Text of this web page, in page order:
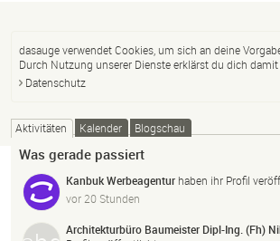
dasauge verwendet Cookies, um sich an deine
Durch Nutzung unserer Dienste erklärst du dich damit
Datenschutz
Aktivitäten Kalender Blogschau
Was gerade passiert
Kanbuk Werbeagentur haben ihr Profil
vor 20 Stunden
Architekturbüro Baumeister Dipl-Ing. (Fh)